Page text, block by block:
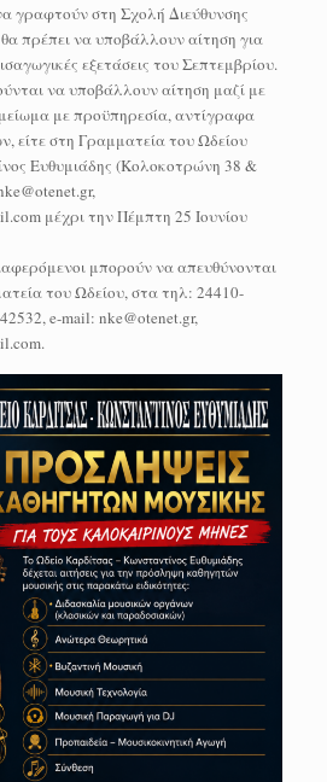
γραφτούν στη Σχολή Διεύθυνσης
πρέπει να υποβάλλουν αίτηση για
εξετάσεις του Σεπτεμβρίου.
να υποβάλλουν αίτηση μαζί με
με προϋπηρεσία, αντίγραφα
είτε στη Γραμματεία του Ωδείου
Ευθυμιάδης (Κολοκοτρώνη 38 &
μέχρι την Πέμπτη 25 Ιουνίου
μπορούν να απευθύνονται
του Ωδείου, στα τηλ: 24410-
e-mail: nke@otenet.gr,